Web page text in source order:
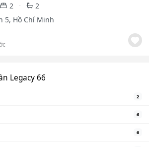
2
2
5, Hồ Chí Minh
Legacy 66
2
6
6